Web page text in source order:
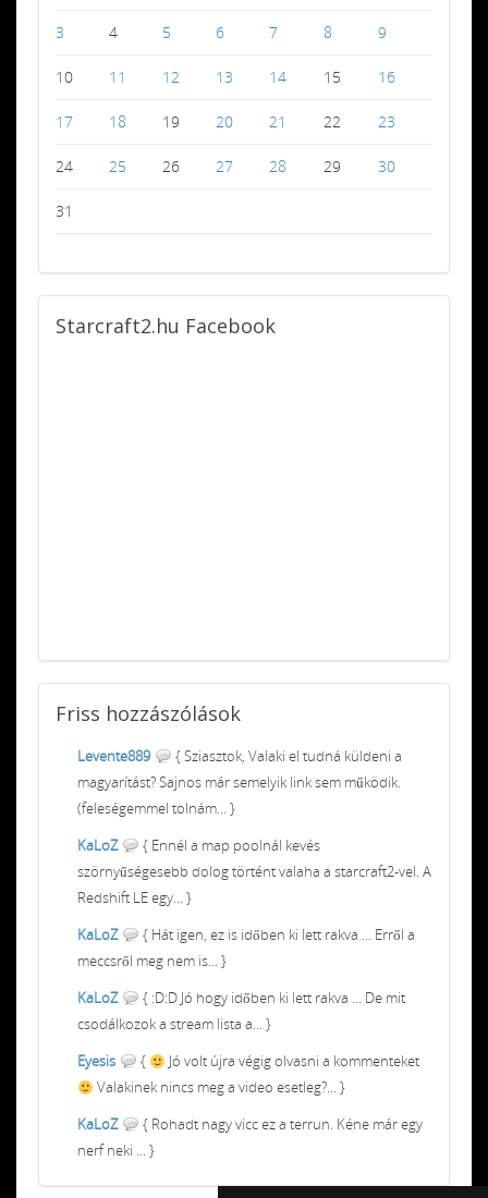
3 4 5 6 7 8 9
10 11 12 13 14 15 16
17 18 19 20 21 22 23
24 25 26 27 28 29 30
31
Starcraft2.hu Facebook
Friss hozzászólások
Levente889
{ Sziasztok, Valaki el tudná küldeni a
magyarítást? Sajnos már semelyik link sem működik.
(feleségemmel tolnám... }
KaLoZ
{ Ennél a map poolnál kevés
szörnyűségesebb dolog történt valaha a starcraft2-vel. A
Redshift LE egy... }
KaLoZ
{ Hát igen, ez is időben ki lett rakva ... Erről a
meccsről meg nem is... }
KaLoZ
{ :D:D Jó hogy időben ki lett rakva ... De mit
csodálkozok a stream lista a... }
Eyesis
{
Jó volt újra végig olvasni a kommenteket
Valakinek nincs meg a video esetleg?... }
KaLoZ
{ Rohadt nagy vicc ez a terrun. Kéne már egy
nerf neki ... }